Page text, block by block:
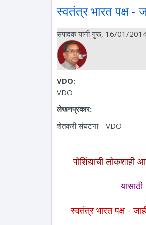
स्वतंत्र भारत पक्ष -
संपादकयांनी गुरू, 16/01/2014
VDO:
VDO
लेखनप्रकार:
शेतकरी संघटना
VDO
पोशिंद्याची लोकशाही
यासाठी
स्वतंत्र भारत पक्ष -